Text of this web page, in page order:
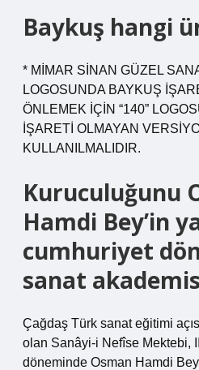
Baykuş hangi
* MİMAR SİNAN GÜZEL
LOGOSUNDA BAYKUŞ
ÖNLEMEK İÇİN “140”
İŞARETİ OLMAYAN
KULLANILMALIDIR.
Kuruculuğunu
Hamdi Bey’in
cumhuriyet
sanat
Çağdaş Türk sanat eğitimi
olan Sanâyi-i Nefîse Mektebi,
döneminde Osman Hamdi